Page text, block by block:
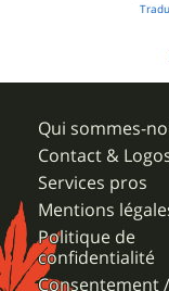
Qui sommes-
Contact &
Services pros
Mentions
Politique de
confidentialité
Consentement